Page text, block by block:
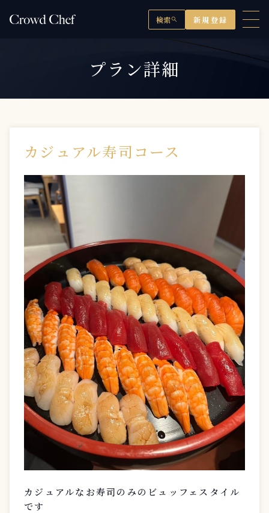
検索search 新規登録
プラン詳細
カジュアル寿司コース
カジュアルなお寿司のみのビュッフェスタイル
です